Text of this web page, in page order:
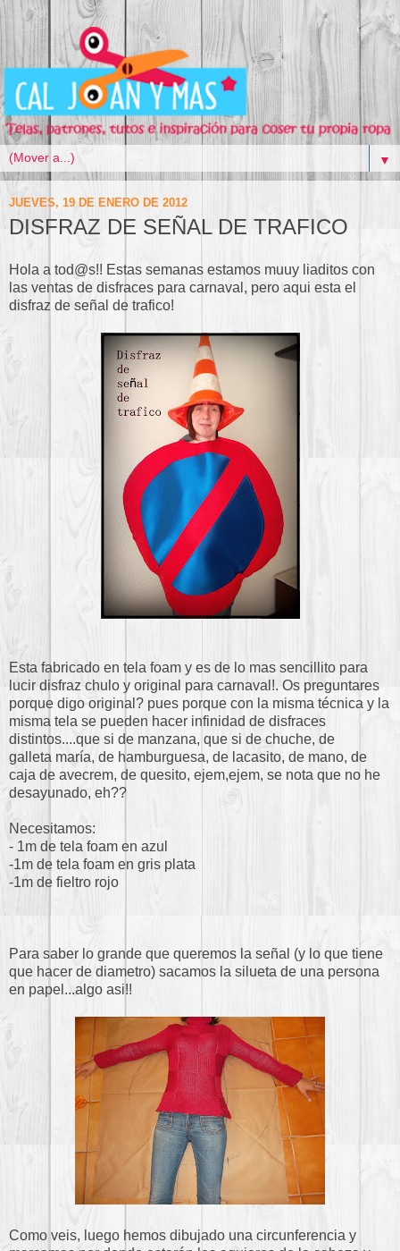
▼
JUEVES, 19 DE ENERO DE 2012
DISFRAZ DE SEÑAL DE TRAFICO
Hola a tod@s!! Estas semanas estamos muuy liaditos con
las ventas de disfraces para carnaval, pero aqui esta el
disfraz de señal de trafico!
Esta fabricado en tela foam y es de lo mas sencillito para
lucir disfraz chulo y original para carnaval!. Os preguntares
porque digo original? pues porque con la misma técnica y la
misma tela se pueden hacer infinidad de disfraces
distintos....que si de manzana, que si de chuche, de
galleta maría, de hamburguesa, de lacasito, de mano, de
caja de avecrem, de quesito, ejem,ejem, se nota que no he
desayunado, eh??
Necesitamos:
- 1m de tela foam en azul
-1m de tela foam en gris plata
-1m de fieltro rojo
Para saber lo grande que queremos la señal (y lo que tiene
que hacer de diametro) sacamos la silueta de una persona
en papel...algo asi!!
Como veis, luego hemos dibujado una circunferencia y